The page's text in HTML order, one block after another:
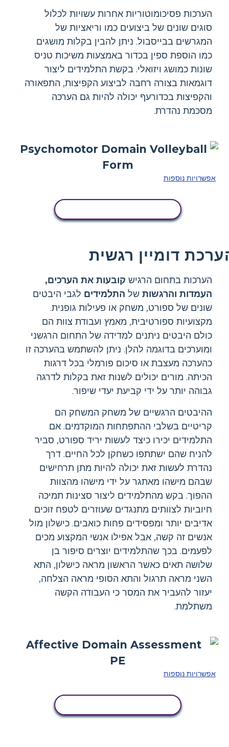
הערכות פסיכומוטוריות אחרות עשויות לכלול
סוגים שונים של ביצועים כמו וריאציות של
המגרשים בבייסבול. ניתן להבין בקלות מושגים
כמו הוספת ספין בכדור באמצעות משיכות טניס
שונות כמושג ויזואלי. בקשת התלמידים ליצור
דוגמאות בצורה רחבה לביצוע הקפיצות, התפאורה
והקפיצות בכדורעף יכולה להיות גם הערכה
מסכמת נהדרת.
אפשרויות נוספות
דומיין רגשית
הערכות בתחום הרגיש קובעות את הערכים,
העמדות והרגשות של התלמידים לגבי היבטים
שונים של ספורט, משחק או פעילות גופנית.
מקצועיות ספורטיבית, מאמץ ועבודת צוות הם
כולם היבטים ניתנים למדידה של התחום הרגשני
ומוערכים בדוגמה להלן. ניתן להשתמש בהערכה זו
כהערכה מעצבת או סיכום פורמלי בכל דרגות
הכיתה. מורים יכולים לשנות זאת בקלות לדרגה
גבוהה יותר על ידי קביעת יעדי שיפור.
ההיבטים הרגשיים של משחק המשחק הם
קריטיים בשלבי ההתפתחות המוקדמים. אם
התלמידים יכירו כיצד לעשות יריד ספורט, סביר
להניח שהם ישתתפו כשחקן לכל החיים. דרך
נהדרת לעשות זאת יכולה להיות מתן תרחישים
שבהם מישהו מאתגר על ידי מישהו מהצוות
ההפוך. בקש מהתלמידים ליצור סצינות תמיכה
חיוביות לצוותים מתנגדים שעוזרים לטפח זוכים
אדיבים יותר ומפסידים פחות כואבים. כישלון מול
אנשים זה קשה, אבל אפילו אנשי המקצוע מכים
לפעמים. בכך שהתלמידים יוצרים סיפור בן
שלושה תאים כאשר הראשון מראה כישלון, התא
השני מראה תרגול והתא הסופי מראה הצלחה,
יעזור להעביר את המסר כי העבודה הקשה
משתלמת.
אפשרויות נוספות